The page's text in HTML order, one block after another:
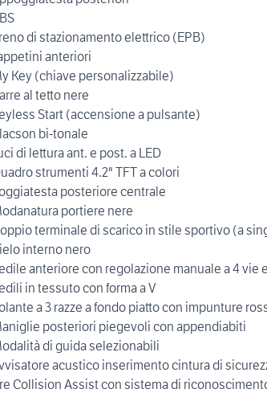
di stazionamento elettrico (EPB)
anteriori
Key (chiave personalizzabile)
al tetto nere
Start (accensione a pulsante)
bi-tonale
di lettura ant. e post. a LED
strumenti 4.2" TFT a colori
posteriore centrale
portiere nere
terminale di scarico in stile sportivo (a
interno nero
anteriore con regolazione manuale a 4 vie
in tessuto con forma a V
a 3 razze a fondo piatto con impunture
posteriori piegevoli con appendiabiti
di guida selezionabili
acustico inserimento cintura di
Collision Assist con sistema di